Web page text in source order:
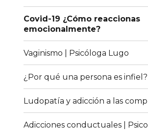
Covid-19 ¿Cómo reaccionas
emocionalmente?
Vaginismo | Psicóloga Lugo
¿Por qué una persona es infiel?
Ludopatía y adicción a las
Adicciones conductuales |